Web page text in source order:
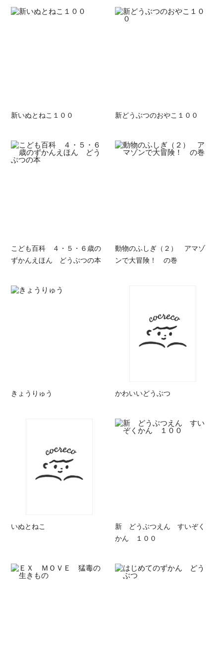
新いぬとねこ１００ 新どうぶつのおやこ１００
こども百科 ４・５・６歳の
ずかんえほん どうぶつの本
動物のふしぎ（２） アマゾ
ンで大冒険！ の巻
きょうりゅう かわいいどうぶつ
いぬとねこ
新 どうぶつえん すいぞく
かん １００